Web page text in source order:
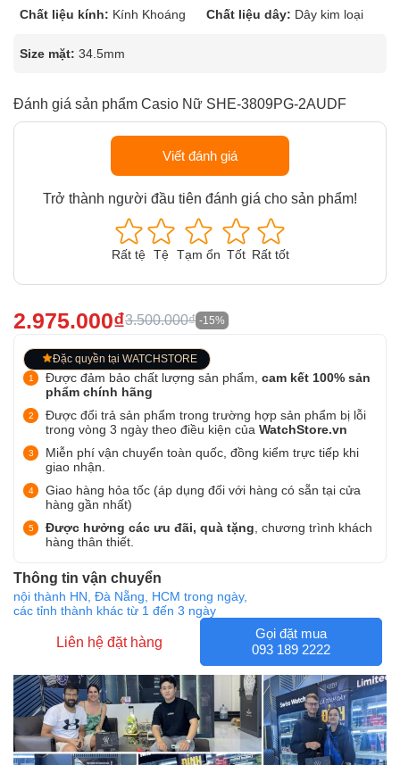
Chất liệu kính: Kính Khoáng Chất liệu dây: Dây kim loại
Size mặt: 34.5mm
Đánh giá sản phẩm Casio Nữ SHE-3809PG-2AUDF
Viết đánh giá
Trở thành người đầu tiên đánh giá cho sản phẩm!
Rất tệ Tệ Tạm ổn Tốt Rất tốt
2.975.000₫3.500.000₫ -15%
Đặc quyền tại WATCHSTORE
Được đảm bảo chất lượng sản phẩm, cam kết 100% sản
phẩm chính hãng
Được đổi trả sản phẩm trong trường hợp sản phẩm bị lỗi
trong vòng 3 ngày theo điều kiện của WatchStore.vn
Miễn phí vận chuyển toàn quốc, đồng kiểm trực tiếp khi
giao nhận.
Giao hàng hỏa tốc (áp dụng đối với hàng có sẵn tại cửa
hàng gần nhất)
Được hưởng các ưu đãi, quà tặng , chương trình khách
hàng thân thiết.
Thông tin vận chuyển
nội thành HN, Đà Nẵng, HCM trong ngày,
các tỉnh thành khác từ 1 đến 3 ngày
Liên hệ đặt hàng
Gọi đặt mua
093 189 2222